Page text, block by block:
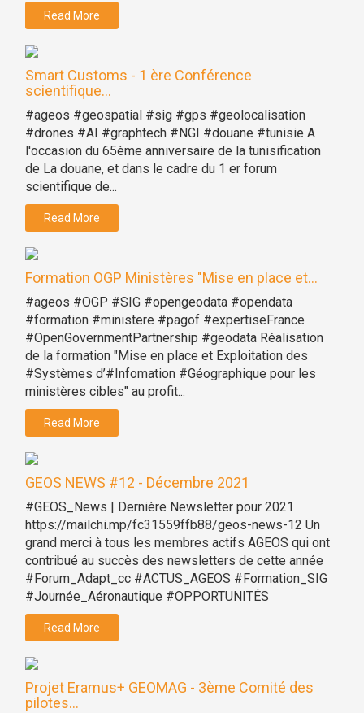
Read More
Smart Customs - 1 ère Conférence
scientifique...
#ageos #geospatial #sig #gps #geolocalisation
#drones #AI #graphtech #NGI #douane #tunisie A
l'occasion du 65ème anniversaire de la tunisification
de La douane, et dans le cadre du 1 er forum
scientifique de...
Read More
Formation OGP Ministères "Mise en place et...
#ageos #OGP #SIG #opengeodata #opendata
#formation #ministere #pagof #expertiseFrance
#OpenGovernmentPartnership #geodata Réalisation
de la formation "Mise en place et Exploitation des
#Systèmes d’#Infomation #Géographique pour les
ministères cibles" au profit...
Read More
GEOS NEWS #12 - Décembre 2021
#GEOS_News | Dernière Newsletter pour 2021
https://mailchi.mp/fc31559ffb88/geos-news-12 Un
grand merci à tous les membres actifs AGEOS qui ont
contribué au succès des newsletters de cette année
#Forum_Adapt_cc #ACTUS_AGEOS #Formation_SIG
#Journée_Aéronautique #OPPORTUNITÉS
Read More
Projet Eramus+ GEOMAG - 3ème Comité des
pilotes...